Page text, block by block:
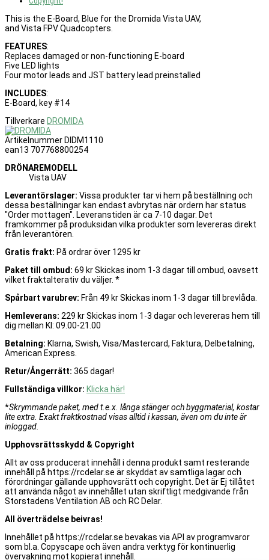
This is the E-Board, Blue for the Dromida Vista UAV,
and Vista FPV Quadcopters.
FEATURES:
Replaces damaged or non-functioning E-board
Five LED lights
Four motor leads and JST battery lead preinstalled
INCLUDES:
E-Board, key #14
Tillverkare DROMIDA
Artikelnummer DIDM1110
ean13 707768800254
DRÖNAREMODELL
Vista UAV
Leverantörslager: Vissa produkter tar vi hem på beställning och
dessa beställningar kan endast avbrytas när ordern har status
"Order mottagen". Leveranstiden är ca 7-10 dagar. Det
framkommer på produksidan vilka produkter som levereras direkt
från leverantören.
Gratis frakt: På ordrar över 1295 kr
Paket till ombud: 69 kr Skickas inom 1-3 dagar till ombud, oavsett
vilket fraktalterativ du väljer. *
Spårbart varubrev: Från 49 kr Skickas inom 1-3 dagar till brevlåda.
Hemleverans: 229 kr Skickas inom 1-3 dagar och levereras hem till
dig mellan Kl: 09.00-21.00
Betalning: Klarna, Swish, Visa/Mastercard, Faktura, Delbetalning,
American Express.
Retur/Ångerrätt: 365 dagar!
Fullständiga villkor: Klicka här!
*Skrymmande paket, med t.e.x. långa stänger och byggmaterial, kostar
lite extra. Exakt fraktkostnad visas alltid i kassan, även om du inte är
inloggad.
Upphovsrättsskydd & Copyright
Allt av oss producerat innehåll i denna produkt samt resterande
innehåll på https://rcdelar.se är skyddat av samtliga lagar och
förordningar gällande upphovsrätt och copyright. Det är Ej tillåtet
att använda något av innehållet utan skriftligt medgivande från
Storstadens Ventilation AB och RC Delar.
All överträdelse beivras!
Innehållet på https://rcdelar.se bevakas via API av programvaror
som bl.a. Copyscape och även andra verktyg för kontinuerlig
övervakning mot kopierat innehåll.